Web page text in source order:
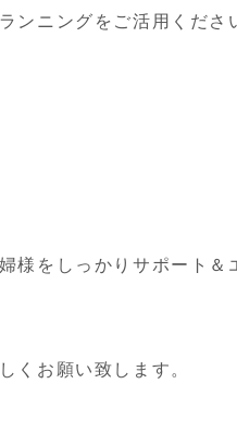
ンニングをご活用くださ
様をしっかりサポート＆
くお願い致します。